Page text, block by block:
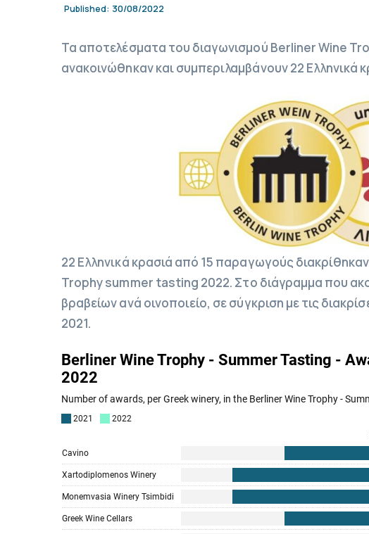
Published: 30/08/2022
Τα αποτελέσματα του διαγωνισμού Berliner Wine
ανακοινώθηκαν και συμπεριλαμβάνουν 22 Ελληνικά
22 Ελληνικά κρασιά από 15 παραγωγούς
Trophy summer tasting 2022. Στο διάγραμμα που
βραβείων ανά οινοποιείο, σε σύγκριση με τις
2021.